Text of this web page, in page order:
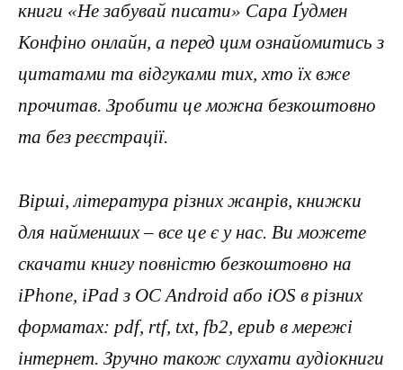
книги «Не забувай писати» Сара Ґудмен
Конфіно онлайн, а перед цим ознайомитись з
цитатами та відгуками тих, хто їх вже
прочитав. Зробити це можна безкоштовно
та без реєстрації.
Вірші, література різних жанрів, книжки
для найменших – все це є у нас. Ви можете
скачати книгу повністю безкоштовно на
iPhone, iPad з ОС Android або iOS в різних
форматах: pdf, rtf, txt, fb2, epub в мережі
інтернет. Зручно також слухати аудіокниги